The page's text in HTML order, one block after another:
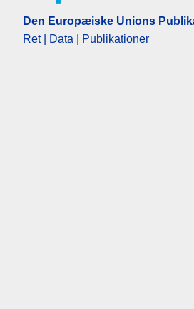
Den Europæiske Unions
Ret | Data | Publikationer